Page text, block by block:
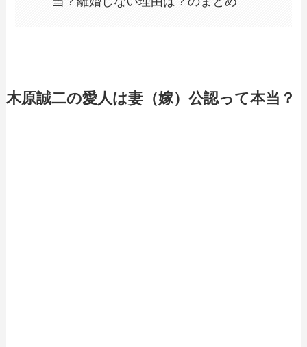
木原誠二の愛人は妻（嫁）公認って本当？